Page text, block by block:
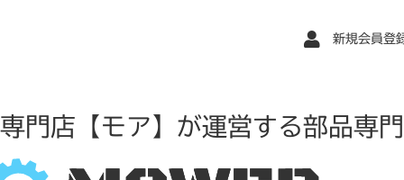
新規会員登
門店【モア】が運営する部品専